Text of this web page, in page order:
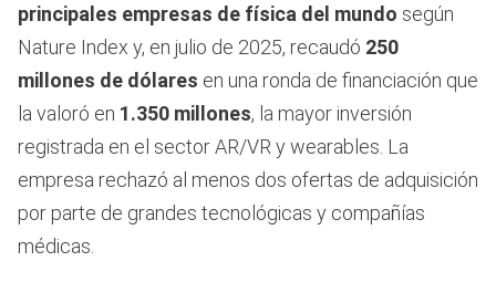
principales empresas de física del mundo según
Nature Index y, en julio de 2025, recaudó 250
millones de dólares en una ronda de financiación que
la valoró en 1.350 millones, la mayor inversión
registrada en el sector AR/VR y wearables. La
empresa rechazó al menos dos ofertas de adquisición
por parte de grandes tecnológicas y compañías
médicas.